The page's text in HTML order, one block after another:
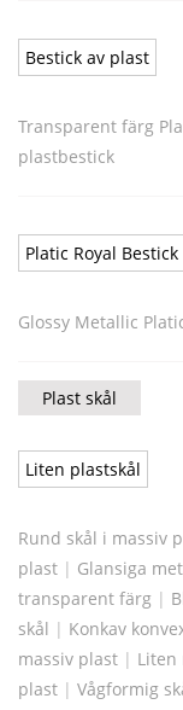
Bestick av plast
Transparent färg
plastbestick
Platic Royal Bestick
Glossy Metallic
Plast skål
Liten plastskål
Rund skål i massiv
plast | Glansiga
transparent färg |
skål | Konkav
massiv plast | Liten
plast | Vågformig